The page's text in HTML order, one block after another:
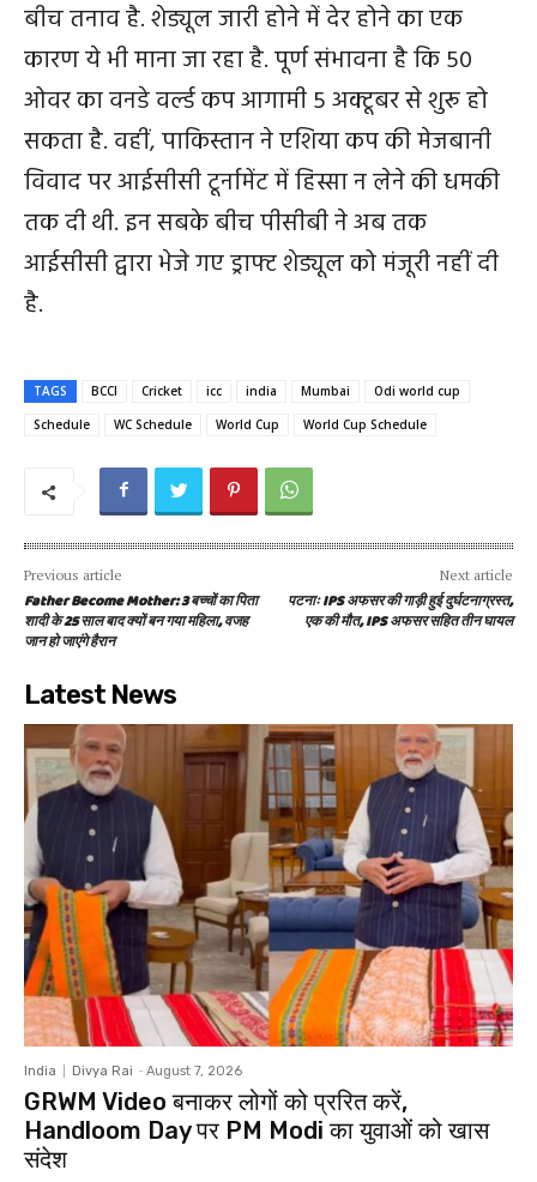
बीच तनाव है. शेड्यूल जारी होने में देर होने का एक
कारण ये भी माना जा रहा है. पूर्ण संभावना है कि 50
ओवर का वनडे वर्ल्ड कप आगामी 5 अक्टूबर से शुरू हो
सकता है. वहीं, पाकिस्तान ने एशिया कप की मेजबानी
विवाद पर आईसीसी टूर्नामेंट में हिस्सा न लेने की धमकी
तक दी थी. इन सबके बीच पीसीबी ने अब तक
आईसीसी द्वारा भेजे गए ड्राफ्ट शेड्यूल को मंजूरी नहीं दी
है.
TAGS BCCI Cricket icc india Mumbai
Odi world cup
Schedule
WC Schedule World Cup World Cup Schedule
Previous article
Father Become Mother: 3 बच्चों का पिता
शादी के 25 साल बाद क्यों बन गया महिला, वजह
जान हो जाएंगे हैरान
Next article
पटनाः IPS अफसर की गाड़ी हुई दुर्घटनाग्रस्त,
एक की मौत, IPS अफसर सहित तीन घायल
Latest News
India Divya Rai - August 7, 2026
GRWM Video बनाकर लोगों को प्ररित करें,
Handloom Day पर PM Modi का युवाओं को खास
संदेश